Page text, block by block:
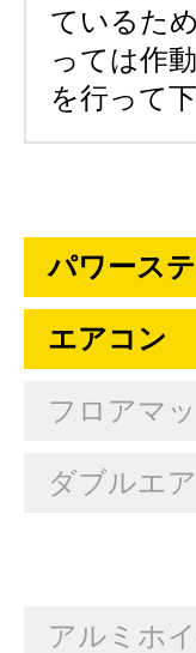
ているた
っては作
を行って下
パワース
エアコン
フロアマ
ダブルエ
アルミホ